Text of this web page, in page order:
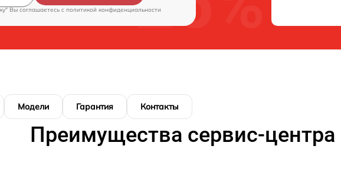
Вы соглашаетесь c политикой конфиденциальности
Модели Гарантия Контакты
Преимущества сервис-центра